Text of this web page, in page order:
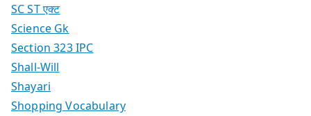
SC ST एक्ट
Science Gk
Section 323 IPC
Shall-Will
Shayari
Shopping Vocabulary